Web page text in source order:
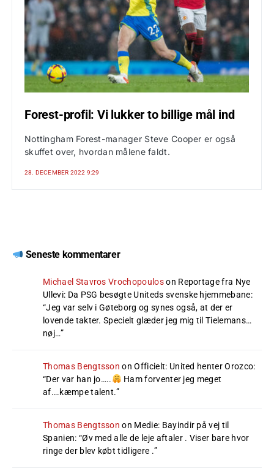
Forest-profil: Vi lukker to billige mål ind
Nottingham Forest-manager Steve Cooper er også
skuffet over, hvordan målene faldt.
28. DECEMBER 2022 9:29
Seneste kommentarer
Michael Stavros Vrochopouloson Reportage fra Nye
Ullevi: Da PSG besøgte Uniteds svenske hjemmebane:
“Jeg var selv i Gøteborg og synes også, at der er
lovende takter. Specielt glæder jeg mig til Tielemans…
nøj…”
Thomas Bengtsson onOfficielt: United henter Orozco:
“Der var han jo…..
Ham forventer jeg meget
af….kæmpe talent.”
Thomas Bengtsson on Medie: Bayindir på vej til
Spanien: “Øv med alle de leje aftaler . Viser bare hvor
ringe der blev købt tidligere .”